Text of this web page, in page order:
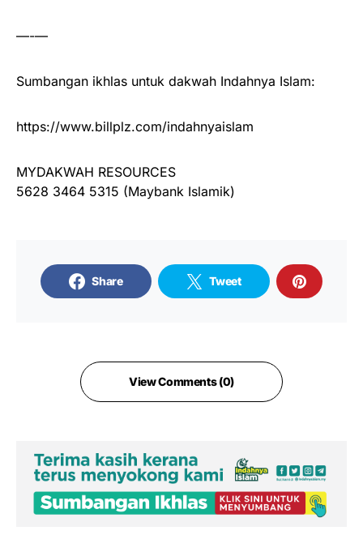
—-—
Sumbangan ikhlas untuk dakwah Indahnya Islam:
https://www.billplz.com/indahnyaislam
MYDAKWAH RESOURCES
5628 3464 5315 (Maybank Islamik)
Share Tweet
View Comments (0)